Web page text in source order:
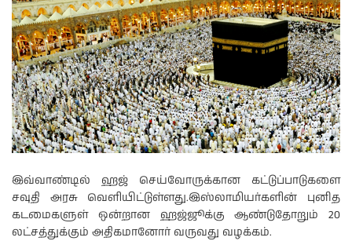
இவ்வாண்டில் ஹஜ் செய்வோருக்கான கட்டுப்பாடுகளை
சவுதி அரசு வெளியிட்டுள்ளது.இஸ்லாமியர்களின் புனித
கடமைகளுள் ஒன்றான ஹஜ்ஜூக்கு ஆண்டுதோறும் 20
லட்சத்துக்கும் அதிகமானோர் வருவது வழக்கம்.